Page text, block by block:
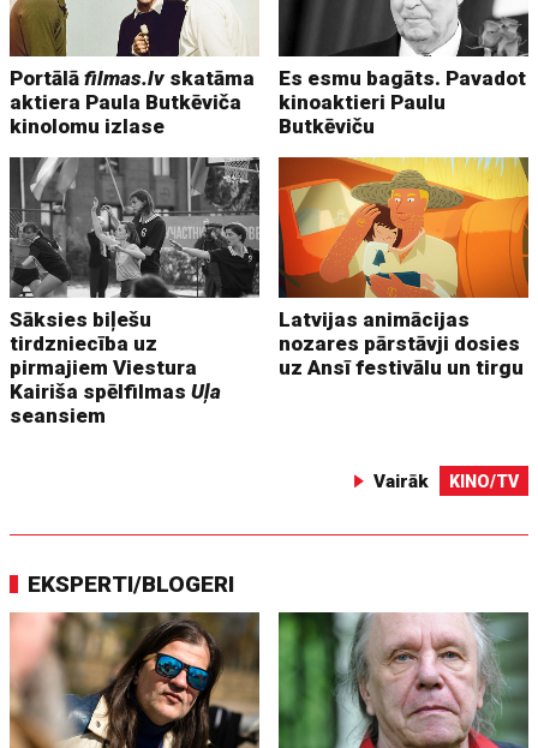
Portālāfilmas.lv skatāma
aktiera Paula Butkēviča
kinolomu izlase
Es esmu bagāts. Pavadot
kinoaktieri Paulu
Butkēviču
Sāksies biļešu
tirdzniecība uz
pirmajiem Viestura
Kairiša spēlfilmasUļa
seansiem
Latvijas animācijas
nozares pārstāvji dosies
uz Ansī festivālu un tirgu
Vairāk KINO/TV
EKSPERTI/BLOGERI